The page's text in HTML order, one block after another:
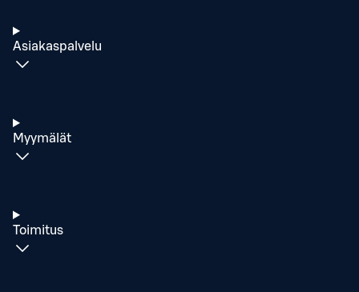
Asiakaspalvelu
Myymälät
Toimitus